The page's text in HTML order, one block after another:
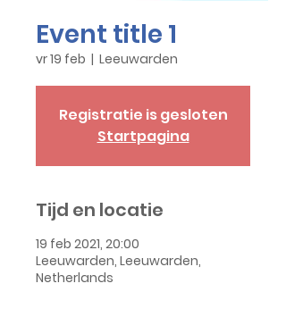
Event title 1
vr 19 feb
  |
Leeuwarden
Registratie is gesloten
Startpagina
Tijd en locatie
19 feb 2021, 20:00
Leeuwarden, Leeuwarden,
Netherlands